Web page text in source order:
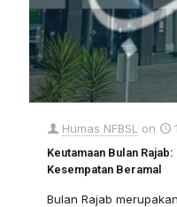
Humas NFBSL on
Keutamaan Bulan
Kesempatan Beramal
Bulan Rajab